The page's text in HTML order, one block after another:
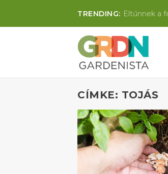
TRENDING: Eltűnnek a
CÍMKE: TOJÁS